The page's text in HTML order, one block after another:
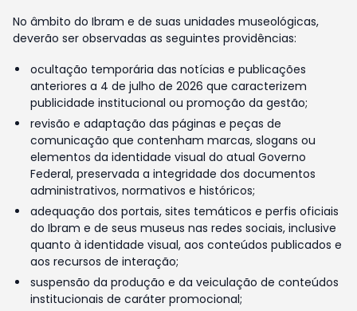
No âmbito do Ibram e de suas unidades museológicas,
deverão ser observadas as seguintes providências:
ocultação temporária das notícias e publicações
anteriores a 4 de julho de 2026 que caracterizem
publicidade institucional ou promoção da gestão;
revisão e adaptação das páginas e peças de
comunicação que contenham marcas, slogans ou
elementos da identidade visual do atual Governo
Federal, preservada a integridade dos documentos
administrativos, normativos e históricos;
adequação dos portais, sites temáticos e perfis oficiais
do Ibram e de seus museus nas redes sociais, inclusive
quanto à identidade visual, aos conteúdos publicados e
aos recursos de interação;
suspensão da produção e da veiculação de conteúdos
institucionais de caráter promocional;